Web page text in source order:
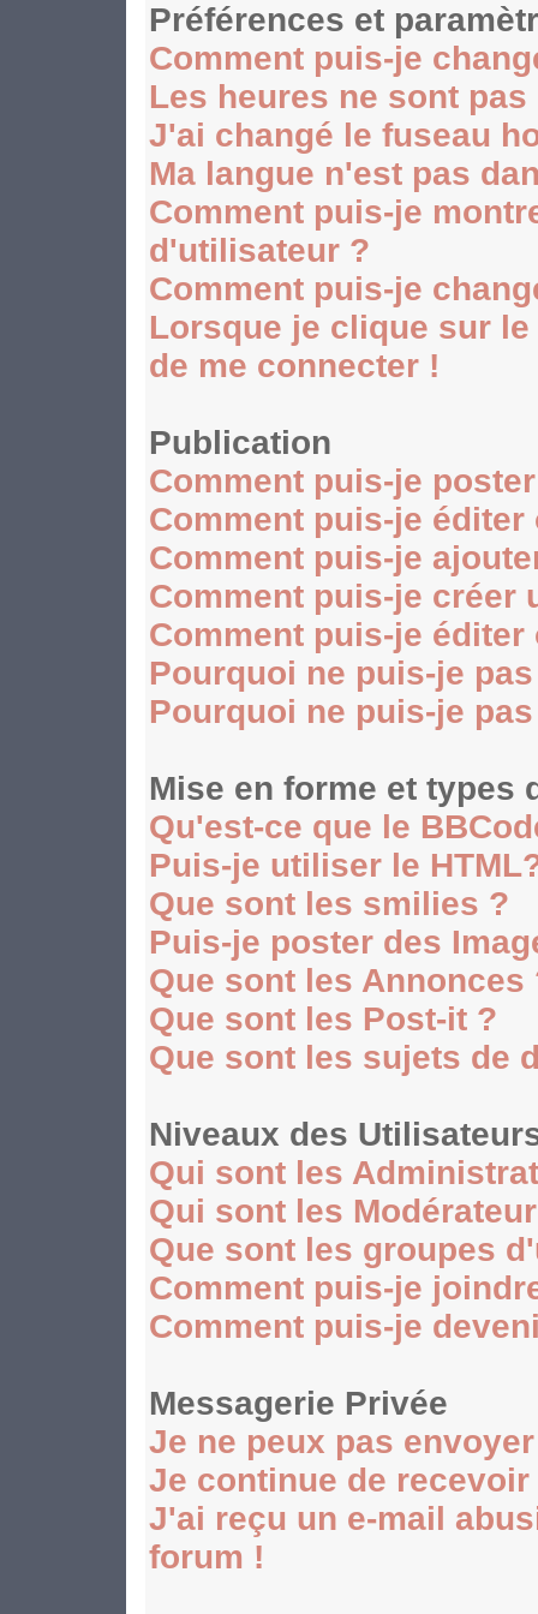
Préférences et
Comment puis-je
Les heures ne sont
J'ai changé le fuseau
Ma langue n'est pas
Comment puis-je
d'utilisateur ?
Comment puis-je
Lorsque je clique sur
de me connecter !
Publication
Comment puis-je
Comment puis-je
Comment puis-je
Comment puis-je créer
Comment puis-je
Pourquoi ne puis-je
Pourquoi ne puis-je
Mise en forme et types
Qu'est-ce que le
Puis-je utiliser le
Que sont les smilies ?
Puis-je poster des
Que sont les Annonces
Que sont les Post-it ?
Que sont les sujets de
Niveaux des
Qui sont les
Qui sont les
Que sont les groupes
Comment puis-je
Comment puis-je
Messagerie Privée
Je ne peux pas
Je continue de
J'ai reçu un e-mail
forum !